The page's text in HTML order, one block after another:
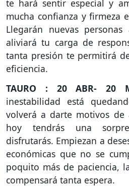
te hará sentir especial y
mucha confianza y firmeza
Llegarán nuevas
aliviará tu carga de
tanta presión te permitirá
eficiencia.
TAURO : 20 ABR- 20
inestabilidad está
volverá a darte motivos de
hoy tendrás una
disfrutarás. Empiezan a
económicas que no se
poquito más de paciencia,
compensará tanta espera.